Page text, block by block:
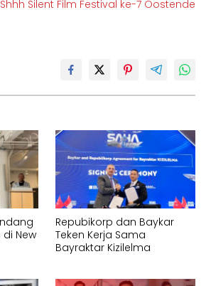
Silent Film Festival ke-7 Oostende
di New
Repubikorp dan Baykar
Teken Kerja Sama
Bayraktar Kizilelma